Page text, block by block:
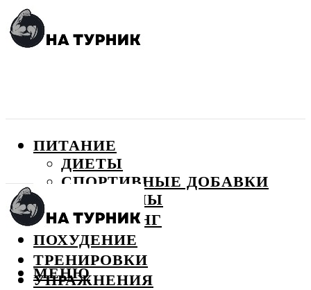
ПИТАНИЕ
ДИЕТЫ
СПОРТИВНЫЕ ДОБАВКИ
ВИТАМИНЫ
БОДИБИЛДИНГ
ПОХУДЕНИЕ
ТРЕНИРОВКИ
УПРАЖНЕНИЯ
МЕНЮ